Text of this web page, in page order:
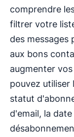
comprendre
filtrer votre
des messages
aux bons
augmenter
pouvez utiliser
statut
d'email, la